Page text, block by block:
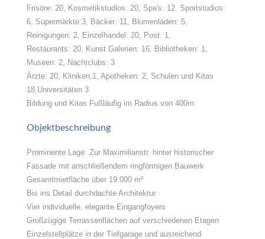
Frisöre: 20, Kosmetikstudios: 20, Spa's: 12. Sportstudios:
6, Supermärkte:3, Bäcker: 11, Blumenläden: 5,
Reinigungen: 2, Einzelhandel: 20, Post: 1,
Restaurants: 20, Kunst Galerien: 16, Bibliotheken: 1,
Museen: 2, Nachtclubs: 3
Ärzte: 20, Kliniken:1, Apotheken: 2, Schulen und Kitas
18,Universitäten 3
Bildung und Kitas Fußläufig im Radius von 400m:
Objektbeschreibung
Prominente Lage: Zur Maximilianstr. hinter historischer
Fassade mit anschließendem ringförmigen Bauwerk
Gesamtmietfläche über 19.000 m²
Bis ins Detail durchdachte Architektur.
Vier individuelle, elegante Eingangfoyers
Großzügige Terrassenflächen auf verschiedenen Etagen
Einzelstellplätze in der Tiefgarage und ausreichend